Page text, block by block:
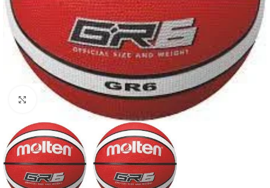
Suurendamiseks klõpsake